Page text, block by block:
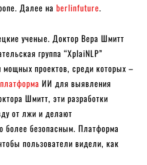
Далее на berlinfuture.
ученые. Доктор Вера Шмитт
группа “XplaiNLP”
мощных проектов, среди которых –
платформа ИИ для выявления
Шмитт, эти разработки
от лжи и делают
более безопасным. Платформа
пользователи видели, как